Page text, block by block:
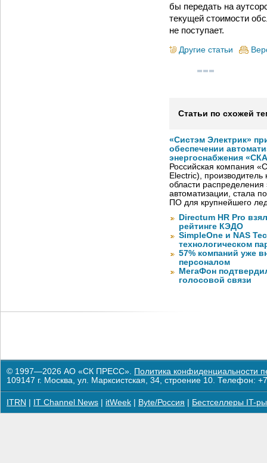
бы передать на
текущей стоимости
не поступает.
Другие статьи
Статьи по схожей
«Систэм Электрик»
обеспечении
энергоснабжения
Российская компания
Electric),
области распределения
автоматизации, стала
ПО для крупнейшего
Directum HR Pro
рейтинге КЭДО
SimpleOne и NAS
технологическом
57% компаний уже
персоналом
МегаФон
голосовой связи
© 1997—2026 АО «СК ПРЕСС». Политика конфиденциальности
109147 г. Москва, ул. Марксистская, 34, строение 10. Телефон:
ITRN IT Channel News itWeek Byte/Россия Бестселлеры IT-